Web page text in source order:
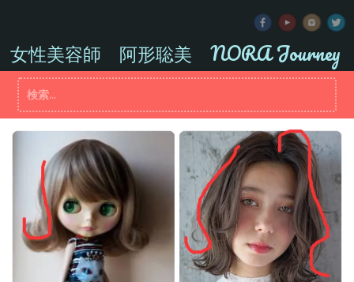
ツ
キ
女性美容師 阿形聡美 NORA Journey